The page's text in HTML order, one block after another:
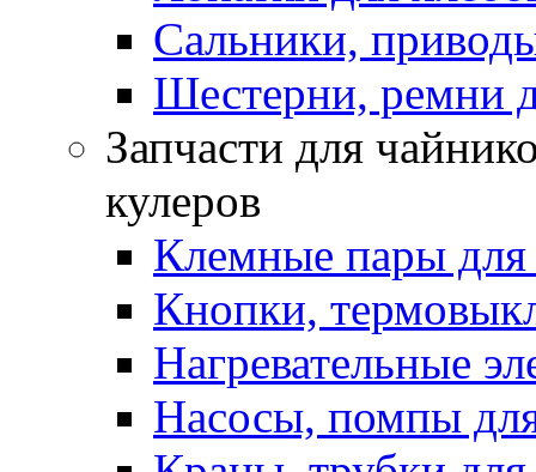
Сальники,
Шестерни, ремни
Запчасти для
кулеров
Клемные пары для
Кнопки,
Нагревательные
Насосы, помпы